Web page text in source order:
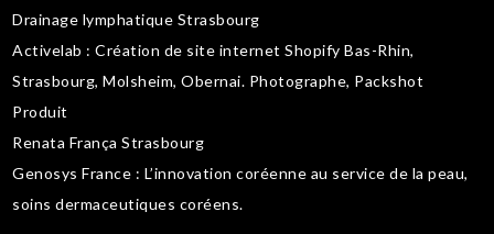
Drainage lymphatique Strasbourg
Activelab : Création de site internet Shopify Bas-Rhin,
Strasbourg, Molsheim, Obernai. Photographe, Packshot
Produit
Renata França Strasbourg
Genosys France : L’innovation coréenne au service de la peau,
soins dermaceutiques coréens.